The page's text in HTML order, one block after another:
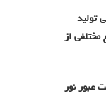
تولید
از
عبور نور